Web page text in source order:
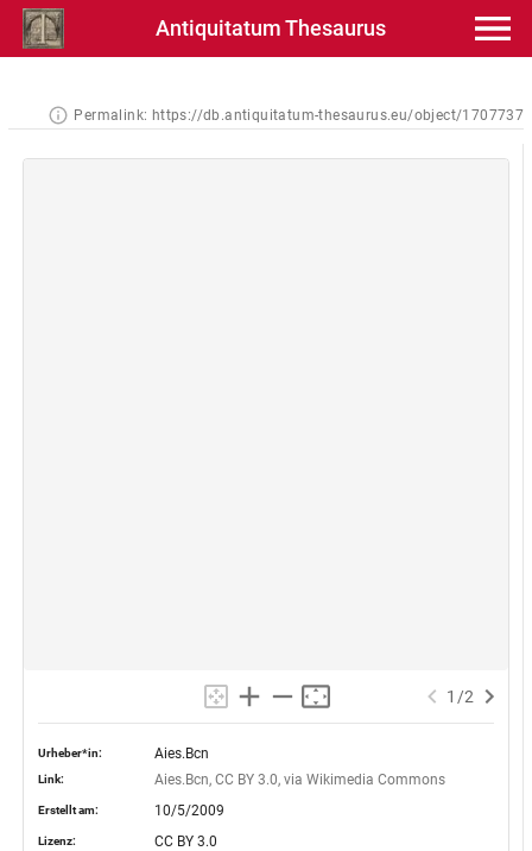
Antiquitatum Thesaurus
Permalink: https://db.antiquitatum-thesaurus.eu/object/1707737
1 /2
Urheber*in: Aies.Bcn
Link: Aies.Bcn, CC BY 3.0, via Wikimedia Commons
Erstellt am: 10/5/2009
Lizenz: CC BY 3.0